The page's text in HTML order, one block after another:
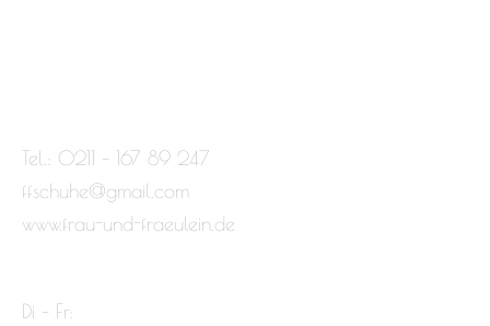
Tel.: 0211 – 167 89 247
ffschuhe@gmail.com
www.frau-und-fraeulein.de
Di – Fr: